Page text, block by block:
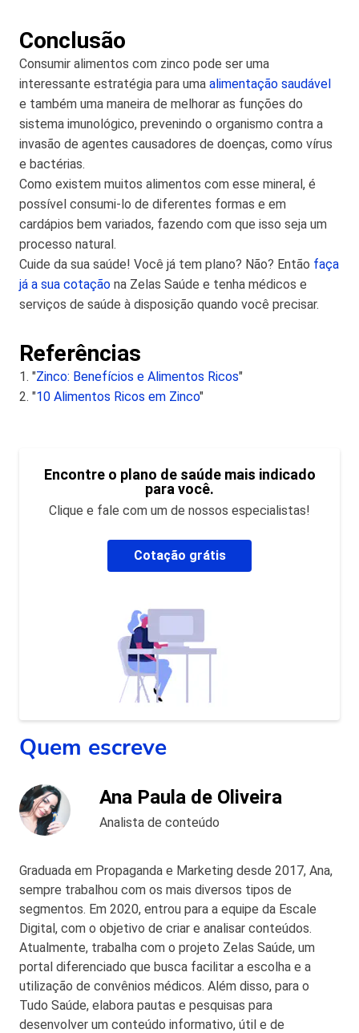
Conclusão
Consumir alimentos com zinco pode ser uma
interessante estratégia para uma alimentação saudável
e também uma maneira de melhorar as funções do
sistema imunológico, prevenindo o organismo contra a
invasão de agentes causadores de doenças, como vírus
e bactérias.
Como existem muitos alimentos com esse mineral, é
possível consumi-lo de diferentes formas e em
cardápios bem variados, fazendo com que isso seja um
processo natural.
Cuide da sua saúde! Você já tem plano? Não? Então faça
já a sua cotação na Zelas Saúde e tenha médicos e
serviços de saúde à disposição quando você precisar.
Referências
1. "Zinco: Benefícios e Alimentos Ricos"
2. "10 Alimentos Ricos em Zinco"
Encontre o plano de saúde mais indicado
para você.
Clique e fale com um de nossos especialistas!
Cotação grátis
Quem escreve
Ana Paula de Oliveira
Analista de conteúdo
Graduada em Propaganda e Marketing desde 2017, Ana,
sempre trabalhou com os mais diversos tipos de
segmentos. Em 2020, entrou para a equipe da Escale
Digital, com o objetivo de criar e analisar conteúdos.
Atualmente, trabalha com o projeto Zelas Saúde, um
portal diferenciado que busca facilitar a escolha e a
utilização de convênios médicos. Além disso, para o
Tudo Saúde, elabora pautas e pesquisas para
desenvolver um conteúdo informativo, útil e de